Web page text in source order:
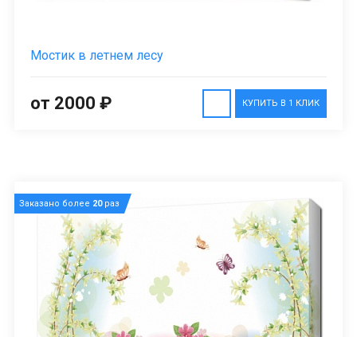
Мостик в летнем лесу
КУПИТЬ В 1 КЛИК
от 2000 ₽
Заказано более 20раз